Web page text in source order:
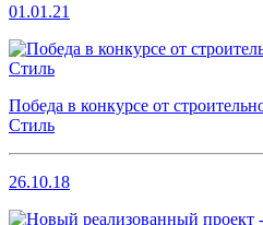
01.01.21
Победа в конкурсе от
Стиль
26.10.18